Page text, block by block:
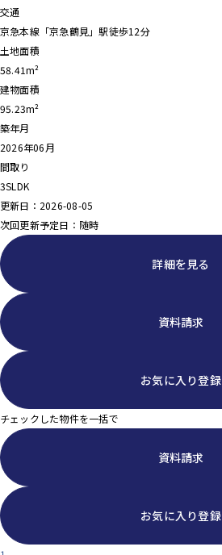
交通
京急本線「京急鶴見」駅徒歩12分
土地面積
58.41m²
建物面積
95.23m²
築年月
2026年06月
間取り
3SLDK
更新日：2026-08-05
次回更新予定日：随時
詳細を見る
資料請求
お気に入り登録
チェックした物件を一括で
資料請求
お気に入り登録